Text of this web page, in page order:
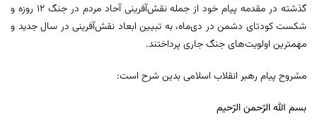
گذشته در مقدمه پیام خود از جمله نقش‌آفرینی آحاد مردم در جنگ ۱۲ روزه و
شکست کودتای دشمن در دی‌ماه، به تبیین ابعاد نقش‌آفرینی در سال جدید و
مهمترین اولویت‌های جنگ جاری پرداختند.
مشروح پیام رهبر انقلاب اسلامی بدین شرح است:
بسم الله الرّحمن الرّحیم